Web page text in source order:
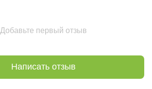
Добавьте первый отзыв
Написать отзыв